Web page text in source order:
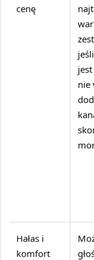
cenę
nie
Hałas i
komfort